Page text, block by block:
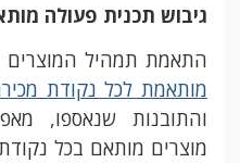
גיבוש תכנית פעולה
התאמת תמהיל המוצרים
מותאמת לכל נקודת
והתובנות שנאספו,
מוצרים מותאם בכל